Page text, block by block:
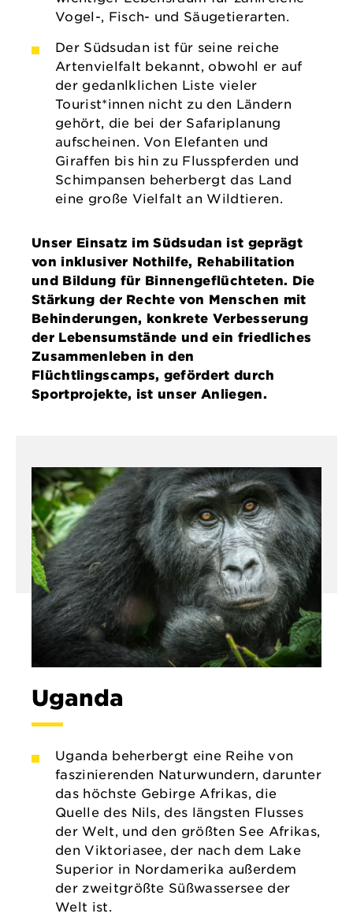
Vogel-, Fisch- und Säugetierarten.
Der Südsudan ist für seine reiche
Artenvielfalt bekannt, obwohl er auf
der gedanlklichen Liste vieler
Tourist*innen nicht zu den Ländern
gehört, die bei der Safariplanung
aufscheinen. Von Elefanten und
Giraffen bis hin zu Flusspferden und
Schimpansen beherbergt das Land
eine große Vielfalt an Wildtieren.
Unser Einsatz im Südsudan ist geprägt
von inklusiver Nothilfe, Rehabilitation
und Bildung für Binnengeflüchteten. Die
Stärkung der Rechte von Menschen mit
Behinderungen, konkrete Verbesserung
der Lebensumstände und ein friedliches
Zusammenleben in den
Flüchtlingscamps, gefördert durch
Sportprojekte, ist unser Anliegen.
Uganda
Uganda beherbergt eine Reihe von
faszinierenden Naturwundern, darunter
das höchste Gebirge Afrikas, die
Quelle des Nils, des längsten Flusses
der Welt, und den größten See Afrikas,
den Viktoriasee, der nach dem Lake
Superior in Nordamerika außerdem
der zweitgrößte Süßwassersee der
Welt ist.